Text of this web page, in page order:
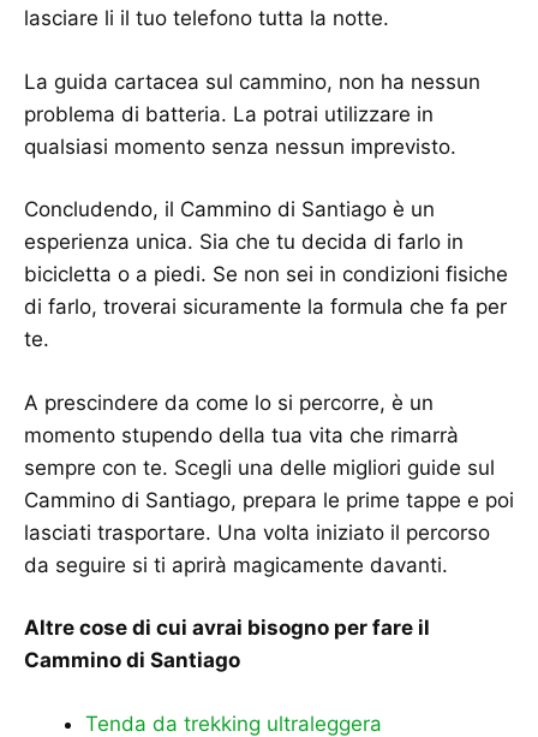
lasciare li il tuo telefono tutta la notte.
La guida cartacea sul cammino, non ha nessun
problema di batteria. La potrai utilizzare in
qualsiasi momento senza nessun imprevisto.
Concludendo, il Cammino di Santiago è un
esperienza unica. Sia che tu decida di farlo in
bicicletta o a piedi. Se non sei in condizioni fisiche
di farlo, troverai sicuramente la formula che fa per
te.
A prescindere da come lo si percorre, è un
momento stupendo della tua vita che rimarrà
sempre con te. Scegli una delle migliori guide sul
Cammino di Santiago, prepara le prime tappe e poi
lasciati trasportare. Una volta iniziato il percorso
da seguire si ti aprirà magicamente davanti.
Altre cose di cui avrai bisogno per fare il
Cammino di Santiago
Tenda da trekking ultraleggera